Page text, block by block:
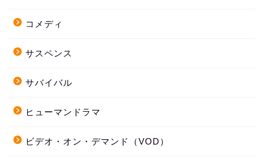
コメディ
サスペンス
サバイバル
ヒューマンドラマ
ビデオ・オン・デマンド（VOD）